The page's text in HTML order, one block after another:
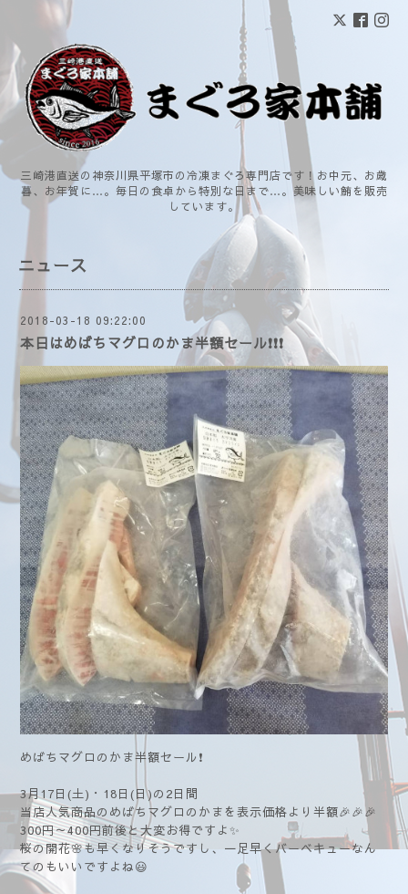
三崎港直送の神奈川県平塚市の冷凍まぐろ専門店です！お中元、お歳
暮、お年賀に…。毎日の食卓から特別な日まで…。美味しい鮪を販売
しています。
ニュース
2018-03-18 09:22:00
本日はめばちマグロのかま半額セール❗❗❗
めばちマグロのかま半額セール❗
3月17日(土)・18日(日)の2日間
当店人気商品のめばちマグロのかまを表示価格より半額🎉🎉🎉
300円～400円前後と大変お得ですよ✨
桜の開花🌸も早くなりそうですし、一足早くバーベキューなん
てのもいいですよね😃